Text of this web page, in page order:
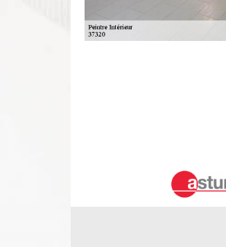
acoustiques. Vous pouvez
La pose de papier
Si le revêtement de murs